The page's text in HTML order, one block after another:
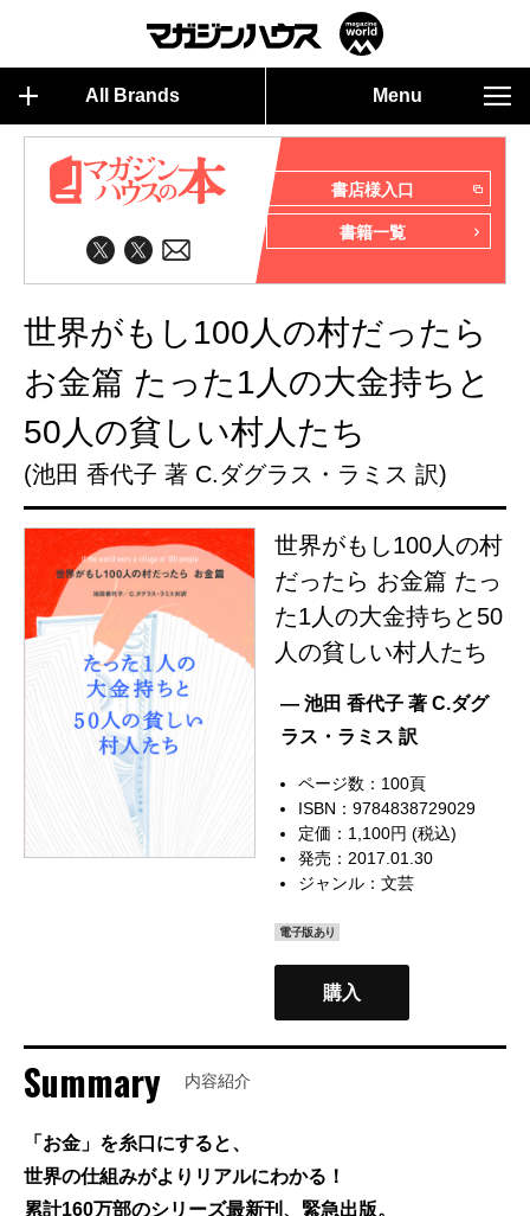
All Brands Menu
書店様入口
書籍一覧
世界がもし100人の村だったら
お金篇 たった1人の大金持ちと
50人の貧しい村人たち
(池田 香代子 著 C.ダグラス・ラミス 訳)
世界がもし100人の村
だったら お金篇 たっ
た1人の大金持ちと50
人の貧しい村人たち
— 池田 香代子 著 C.ダグ
ラス・ラミス 訳
ページ数：100頁
ISBN：9784838729029
定価：1,100円 (税込)
発売：2017.01.30
ジャンル：文芸
電子版あり
購入
Summary 内容紹介
「お金」を糸口にすると、
世界の仕組みがよりリアルにわかる！
累計160万部のシリーズ最新刊、緊急出版。